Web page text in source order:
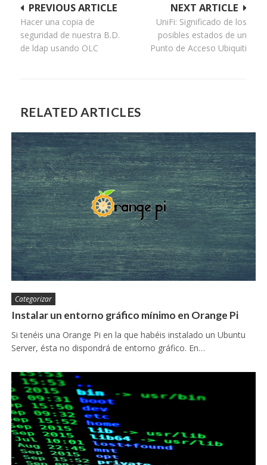
Navegación
de
entradas
NEXT ARTICLE
UniFi: Significado de los
posibles estados de un
Punto de Acceso Ubiquiti
PREVIOUS ARTICLE
Hacer una copia de
seguridad de nuestra B.D.
de ldap usando OLC
RELATED ARTICLES
Categorizar
Instalar un entorno gráfico mínimo en Orange Pi
Si tenéis una Orange Pi en la que habéis instalado un Ubuntu
Server, ésta no dispondrá de entorno gráfico. En…